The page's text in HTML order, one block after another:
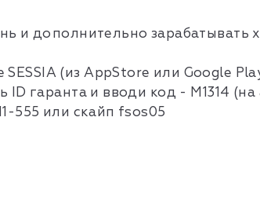
и дополнительно зарабатывать
(из AppStore или Google
гаранта и вводи код - M1314 (на
555 или скайп fsos05